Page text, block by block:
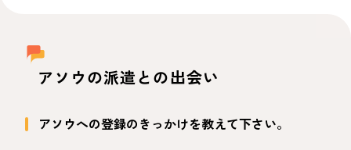
アソウの派遣との出会い
アソウへの登録のきっかけを教えて下さい。